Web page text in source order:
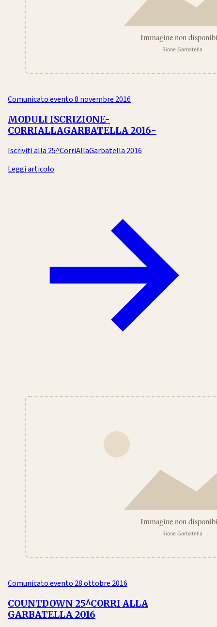
Comunicato evento8 novembre 2016
MODULI ISCRIZIONE-
CORRIALLAGARBATELLA 2016-
Iscriviti alla 25^CorriAllaGarbatella 2016
Leggi articolo
Comunicato evento 28 ottobre 2016
COUNTDOWN 25^CORRI ALLA
GARBATELLA 2016